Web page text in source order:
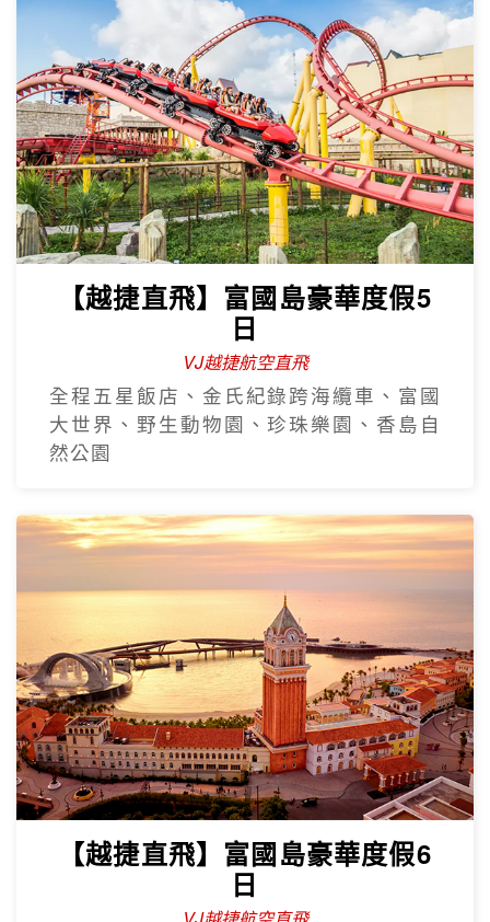
【越捷直飛】富國島豪華度假5
日
VJ越捷航空直飛
全程五星飯店、金氏紀錄跨海纜車、富國
大世界、野生動物園、珍珠樂園、香島自
然公園
【越捷直飛】富國島豪華度假6
日